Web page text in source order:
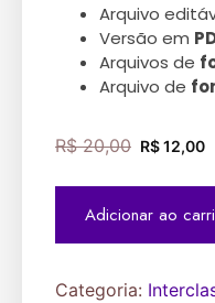
Arquivo
Versão em
Arquivos de
Arquivo de
R$20,00 R$12,00
Adicionar ao
Categoria: